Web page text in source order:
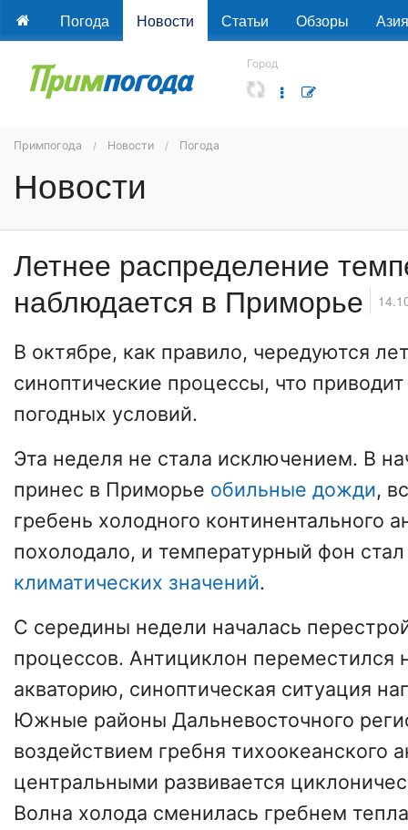
Погода Новости Статьи Обзоры Азия
Город
Примпогода Новости Погода
Новости
Летнее распределение
наблюдается в Приморье
В октябре, как правило, чередуются
синоптические процессы, что
погодных условий.
Эта неделя не стала исключением. В
принес в Приморье обильные дожди,
гребень холодного континентального
похолодало, и температурный фон
климатических значений.
С середины недели началась
процессов. Антициклон переместился
акваторию, синоптическая ситуация
Южные районы Дальневосточного
воздействием гребня тихоокеанского
центральными развивается
Волна холода сменилась гребнем